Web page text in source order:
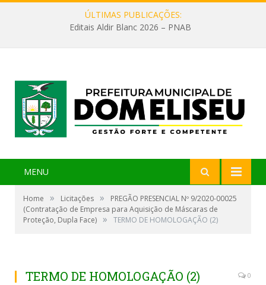
ÚLTIMAS PUBLICAÇÕES:
Editais Aldir Blanc 2026 – PNAB
MENU
Home » Licitações »
PREGÃO PRESENCIAL Nº 9/2020-00025
(Contratação de Empresa para Aquisição de Máscaras de
Proteção, Dupla Face) » TERMO DE HOMOLOGAÇÃO (2)
TERMO DE HOMOLOGAÇÃO (2) 0